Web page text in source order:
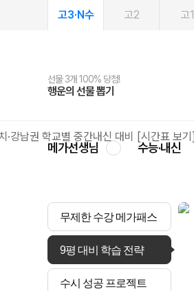
고3·N수 고2 고1
선물 3개 100% 당첨!
행운의 선물 뽑기
선물 100% 증정!
메가스터디 X 올리브
여름방학 스터디 캐시백
메가런 썸머스쿨
2027 러셀 단과
강사 공개선발
스마트러닝앱
설문 EVENT
메가패스
3일 무료 체험권
메가패스 수강생 무료혜택!
메가클럽 멤버십
사회공헌 캠페인
희망이룸 메가나눔
메가선생님 수능·내신
무제한 수강 메가패스
9평 대비 학습 전략
수시 성공 프로젝트